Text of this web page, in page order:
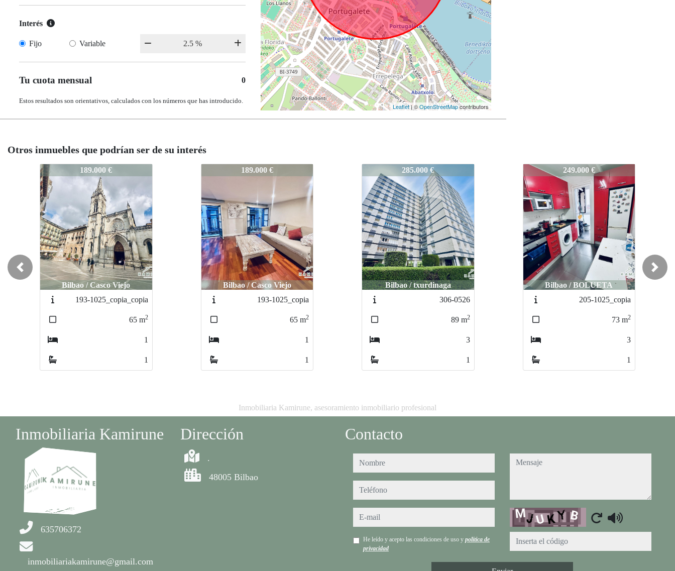
Interés
Fijo Variable
Tu cuota mensual 0
Estos resultados son orientativos, calculados con los números que has introducido.
Leaflet| ©OpenStreetMapcontributors
Otros inmuebles que podrían ser de su interés
190-1025
189.000 €
Bilbao / Casco Viejo
193-1025_copia
65 m2
1
1
285.000 €
Bilbao / txurdinaga
306-0526
89 m2
3
1
190-1025 249.000 €
Bilbao / BOLUETA
205-1025_copia
73 m2
3
1
190-1025 205.000 €
Bilbao / Deusto
253-0126
54 m2
1
1
Previous Next
Inmobiliaria Kamirune, asesoramiento inmobiliario profesional
Inmobiliaria Kamirune
635706372
inmobiliariakamirune@gmail.com
Dirección
.
48005 Bilbao
Contacto
nombre
teléfono
e-mail
He leído y acepto las condiciones de uso y política de
privacidad
mensaje
Captcha